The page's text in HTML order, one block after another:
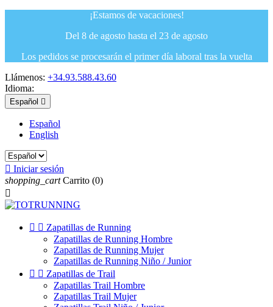
¡Estamos de vacaciones!
Del 8 de agosto hasta el 23 de agosto
Los pedidos se procesarán el primer día laboral tras la vuelta
Llámenos: +34.93.588.43.60
Idioma:
Español 
Español
English
 Iniciar sesión
shopping_cart Carrito (0)

  Zapatillas de Running
Zapatillas de Running Hombre
Zapatillas de Running Mujer
Zapatillas de Running Niño / Junior
  Zapatillas de Trail
Zapatillas Trail Hombre
Zapatillas Trail Mujer